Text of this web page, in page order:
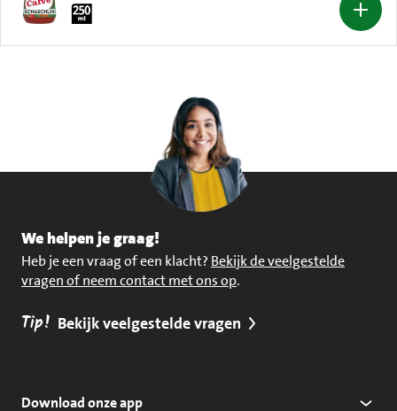
We helpen je graag!
Heb je een vraag of een klacht? Bekijk de veelgestelde
vragen of neem contact met ons op.
Tip! Bekijk veelgestelde vragen
Download onze app